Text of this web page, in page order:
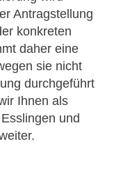
Antragstellung
konkreten
daher eine
sie nicht
durchgeführt
Ihnen als
und